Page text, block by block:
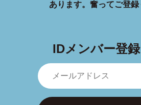
あります。 奮ってご登録
IDメンバー登